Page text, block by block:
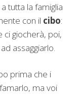
tutta la famiglia
con il cibo:
ci giocherà, poi,
assaggiarlo.
prima che i
ma voi